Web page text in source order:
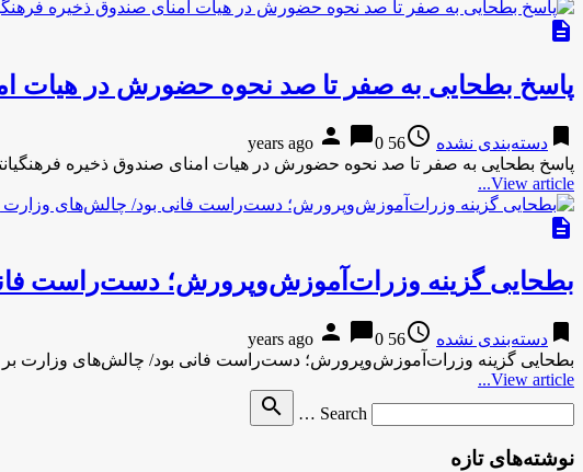
description
پاسخ بطحایی به صفر تا صد نحوه حضورش در هیات
bookmark دسته‌بندی نشده access_time
56 years ago
person chat_bubble0
پاسخ بطحایی به صفر تا صد نحوه حضورش در هیات امنای صندوق ذخیره
View article...
description
بطحایی گزینه‌ وزرات‌آموزش‌وپرورش؛ دست‌راست
bookmark دسته‌بندی نشده access_time
56 years ago
person chat_bubble0
بطحایی گزینه‌ وزرات‌آموزش‌وپرورش؛ دست‌راست ‌فانی بود/ چالش‌های وزارت
View article...
Search …
search
نوشته‌های تازه